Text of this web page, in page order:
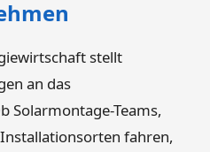
stellt
an das
Solarmontage-Teams,
fahren,